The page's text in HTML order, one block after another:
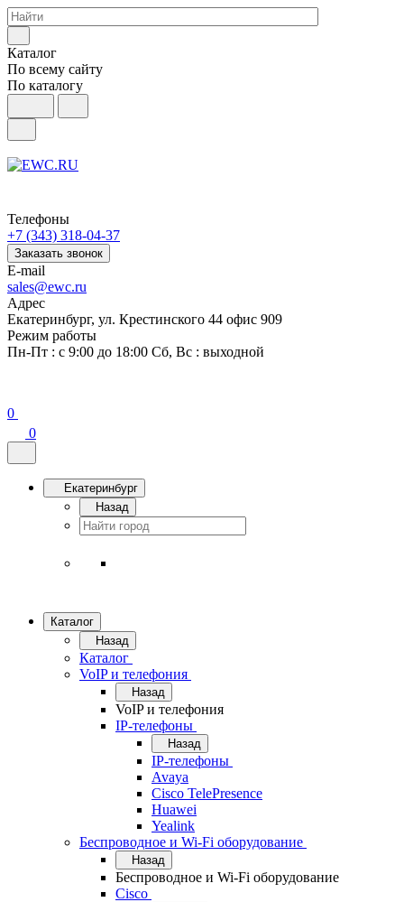
Каталог
По всему сайту
По каталогу
Телефоны
+7 (343) 318-04-37
Заказать звонок
E-mail
sales@ewc.ru
Адрес
Екатеринбург, ул. Крестинского 44 офис 909
Режим работы
Пн-Пт : с 9:00 до 18:00 Сб, Вс : выходной
0
0
Екатеринбург
Назад
Каталог
Назад
Каталог
VoIP и телефония
Назад
VoIP и телефония
IP-телефоны
Назад
IP-телефоны
Avaya
Cisco TelePresence
Huawei
Yealink
Беспроводное и Wi-Fi оборудование
Назад
Беспроводное и Wi-Fi оборудование
Cisco